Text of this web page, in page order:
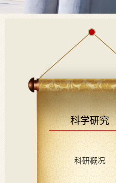
科学研究
科研概况